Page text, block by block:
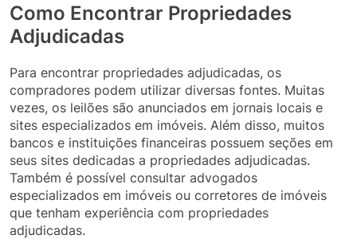
Como Encontrar Propriedades
Adjudicadas
Para encontrar propriedades adjudicadas, os
compradores podem utilizar diversas fontes. Muitas
vezes, os leilões são anunciados em jornais locais e
sites especializados em imóveis. Além disso, muitos
bancos e instituições financeiras possuem seções em
seus sites dedicadas a propriedades adjudicadas.
Também é possível consultar advogados
especializados em imóveis ou corretores de imóveis
que tenham experiência com propriedades
adjudicadas.